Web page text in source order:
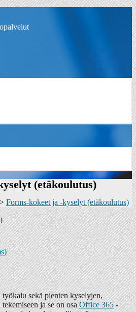
(etäkoulutus)
> Forms-kokeet ja -kyselyt (etäkoulutus)
sekä pienten kyselyjen,
ja se on osaOffice 365-